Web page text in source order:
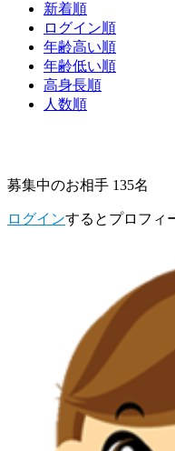
新着順
ログイン順
年齢高い順
年齢低い順
高身長順
人数順
募集中のお相手 135名
ログインするとプロフィ